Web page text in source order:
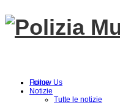
Follow Us
Home
Notizie
Tutte le notizie